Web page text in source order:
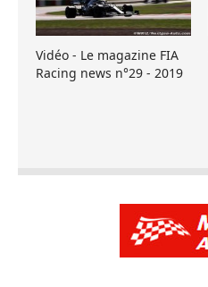
Vidéo - Le magazine FIA
Racing news n°29 - 2019